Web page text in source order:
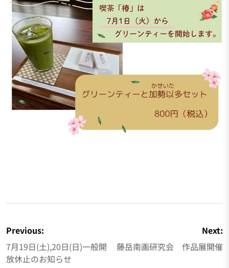
稿
ナ
ビ
Previous:
7月19日(土),20日(日)一般開
放休止のお知らせ
Next:
藤岳南画研究会 作品展開催